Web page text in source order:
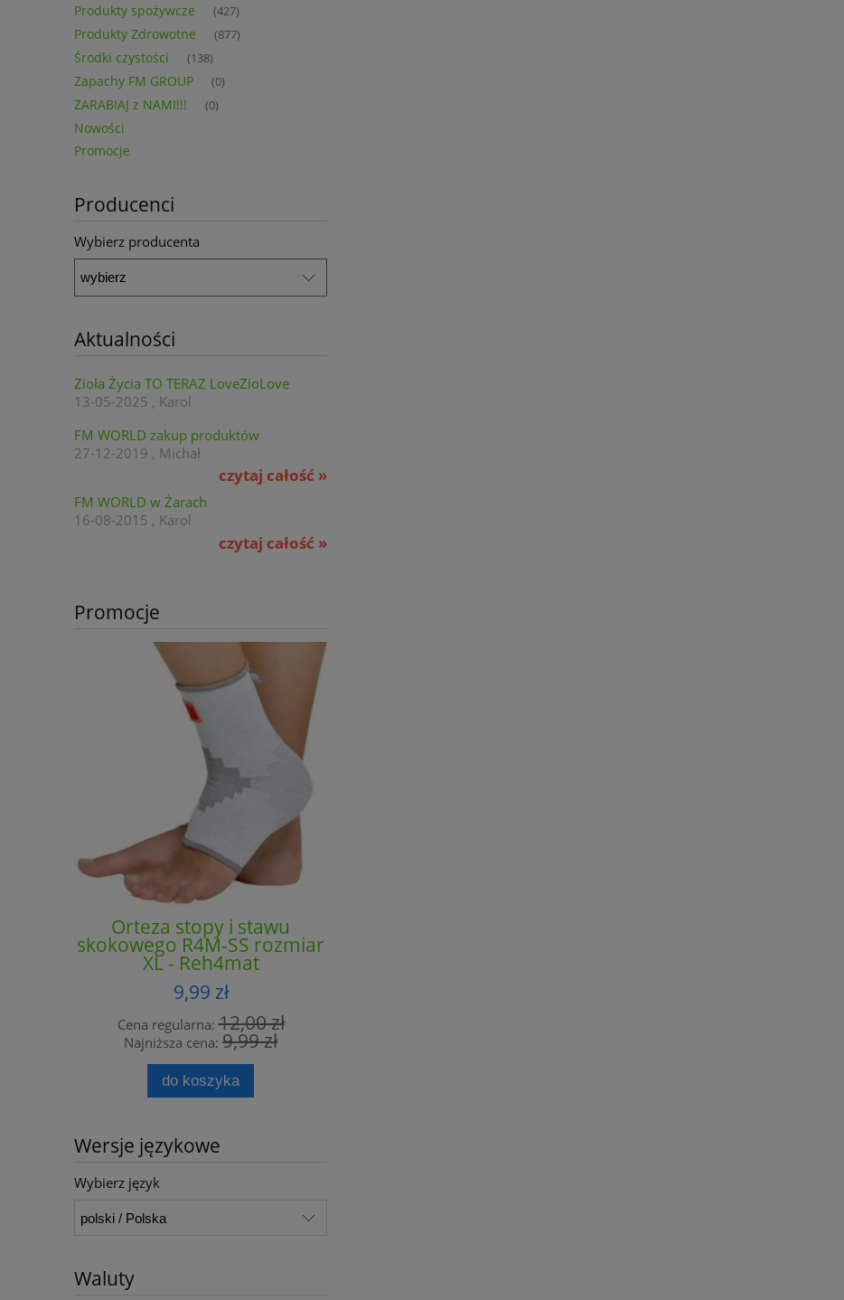
Produkty spożywcze (427)
Produkty Zdrowotne (877)
Środki czystości (138)
Zapachy FM GROUP (0)
ZARABIAJ z NAMI!!! (0)
Nowości
Promocje
Producenci
Wybierz producenta
Aktualności
Zioła Życia TO TERAZ LoveZioLove
13-05-2025 , Karol
FM WORLD zakup produktów
27-12-2019 , Michał
czytaj całość »
FM WORLD w Żarach
16-08-2015 , Karol
czytaj całość »
Promocje
Orteza stopy i stawu
skokowego R4M-SS rozmiar
XL - Reh4mat
9,99 zł
Cena regularna:12,00 zł
Najniższa cena: 9,99 zł
do koszyka
Wersje językowe
Wybierz język
Waluty